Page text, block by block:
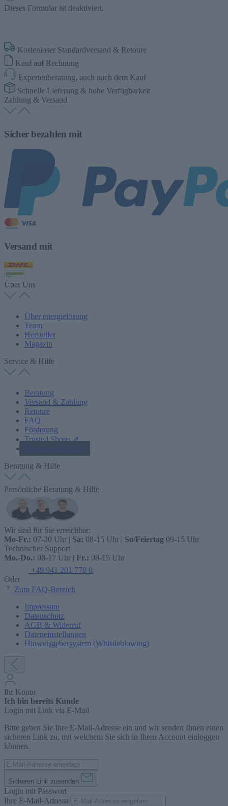
Dieses Formular ist deaktiviert.
Kostenloser Standardversand & Retoure
Kauf auf Rechnung
Expertenberatung, auch nach dem Kauf
Schnelle Lieferung & hohe Verfügbarkeit
Zahlung & Versand
Sicher bezahlen mit
Versand mit
Über Uns
Über energielösung
Team
Hersteller
Magazin
Service & Hilfe
Beratung
Versand & Zahlung
Retoure
FAQ
Förderung
Trusted Shops ⇗
Vertrag widerrufen
Beratung & Hilfe
Persönliche Beratung & Hilfe
Wir sind für Sie erreichbar:
Mo-Fr.: 07-20 Uhr | Sa: 08-15 Uhr | So/Feiertag 09-15 Uhr
Technischer Support
Mo.-Do.: 08-17 Uhr | Fr.: 08-15 Uhr
+49 941 201 770 0
Oder
Zum FAQ-Bereich
Impressum
Datenschutz
AGB & Widerruf
Dateneinstellungen
Hinweisgebersystem (Whistleblowing)
Ihr Konto
Ich bin bereits Kunde
Login mit Link via E-Mail
Bitte geben Sie Ihre E-Mail-Adresse ein und wir senden Ihnen einen
sicheren Link zu, mit welchem Sie sich in Ihren Account einloggen
können.
Sicheren Link zusenden
Login mit Passwort
Ihre E-Mail-Adresse